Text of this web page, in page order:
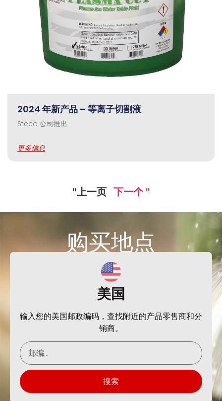
2024 年新产品 – 等离子切割液
Steco 公司推出
更多信息
"上一页 下一个 "
购买地点
美国
输入您的美国邮政编码，查找附近的产品零售商和分
销商。
搜索